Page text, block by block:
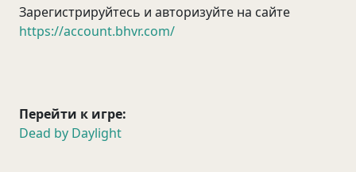
Зарегистрируйтесь и авторизуйте на сайте
https://account.bhvr.com/
Перейти к игре:
Dead by Daylight